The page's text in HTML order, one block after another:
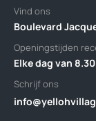
Vind ons
Boulevard
Openingstijden
Elke dag van
Schrijf ons